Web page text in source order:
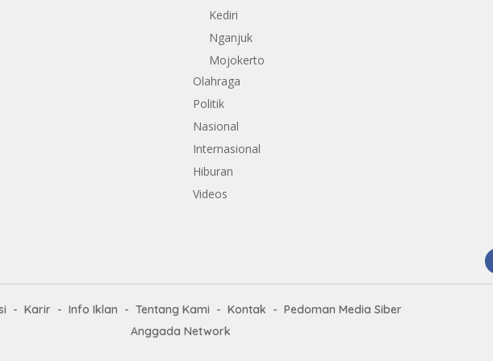
Kediri
Nganjuk
Mojokerto
Olahraga
Politik
Nasional
Internasional
Hiburan
Videos
Karir Info Iklan Tentang Kami Kontak
Pedoman Media Siber
Anggada Network